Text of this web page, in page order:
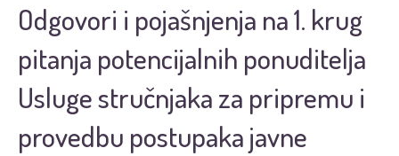
Odgovori i pojašnjenja na 1. krug
pitanja potencijalnih ponuditelja
Usluge stručnjaka za pripremu i
provedbu postupaka javne